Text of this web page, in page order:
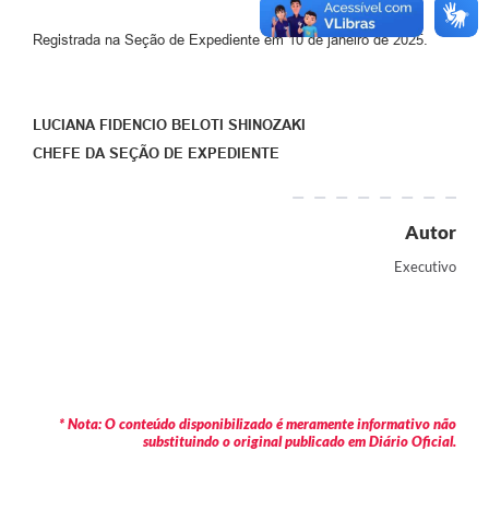
Registrada na Seção de Expediente em 10 de janeiro de 2025.
LUCIANA FIDENCIO BELOTI SHINOZAKI
CHEFE DA SEÇÃO DE EXPEDIENTE
Autor
Executivo
* Nota: O conteúdo disponibilizado é meramente informativo não
substituindo o original publicado em Diário Oficial.